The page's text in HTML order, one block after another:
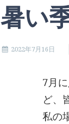
暑い
2022年7月16日
7月
ど、
私の